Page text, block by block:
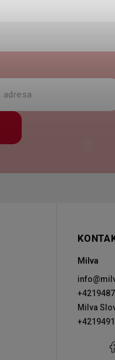
Milva
info@
Milva